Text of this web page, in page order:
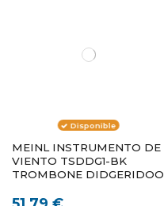
Disponible
MEINL INSTRUMENTO DE
VIENTO TSDDG1-BK
TROMBONE DIDGERIDOO